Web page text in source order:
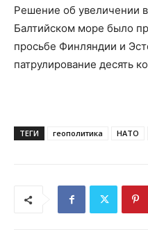
Решение об увеличении
Балтийском море было
просьбе Финляндии и
патрулирование десять
ТЕГИ геополитика НАТО